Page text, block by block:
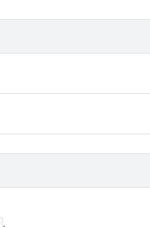
.